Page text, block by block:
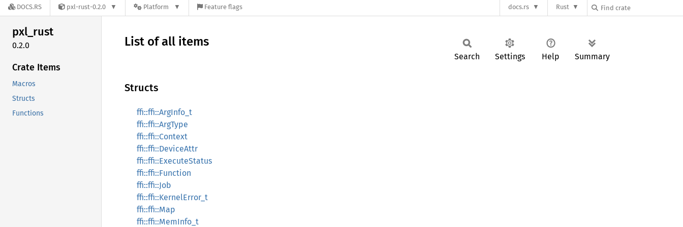
DOCS.RS pxl-rust-0.2.0 Platform Feature flags docs.rs Rust
pxl_rust
0.2.0
Crate Items
Macros
Structs
Functions
List of all items
Search Settings Help Summary
Structs
ffi::ffi::ArgInfo_t
ffi::ffi::ArgType
ffi::ffi::Context
ffi::ffi::DeviceAttr
ffi::ffi::ExecuteStatus
ffi::ffi::Function
ffi::ffi::Job
ffi::ffi::KernelError_t
ffi::ffi::Map
ffi::ffi::MemInfo_t